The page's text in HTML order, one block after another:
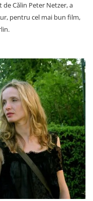
de Călin Peter Netzer, a
pentru cel mai bun film,